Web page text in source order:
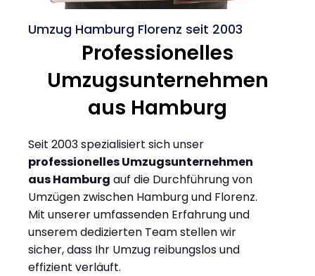
Umzug Hamburg Florenz seit 2003
Professionelles
Umzugsunternehmen
aus Hamburg
Seit 2003 spezialisiert sich unser
professionelles Umzugsunternehmen
aus Hamburg auf die Durchführung von
Umzügen zwischen Hamburg und Florenz.
Mit unserer umfassenden Erfahrung und
unserem dedizierten Team stellen wir
sicher, dass Ihr Umzug reibungslos und
effizient verläuft.